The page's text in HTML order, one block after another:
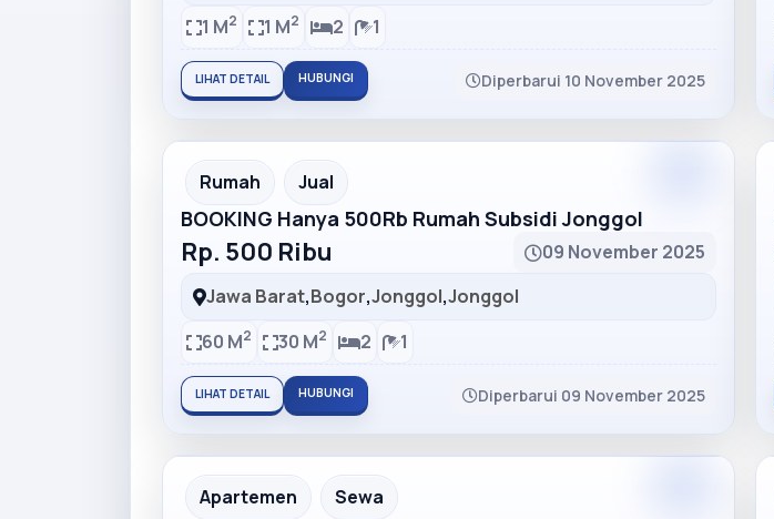
1 M2 1 M2 2 1
LIHAT DETAIL HUBUNGI Diperbarui 10 November 2025
Partner Ad
Rumah Jual
BOOKING Hanya 500Rb Rumah Subsidi Jonggol
Rp. 500 Ribu
09 November 2025
Jawa Barat,Bogor,Jonggol,Jonggol
60 M2 30 M2 2 1
LIHAT DETAIL HUBUNGI Diperbarui 09 November 2025
Partner Ad
Apartemen Sewa